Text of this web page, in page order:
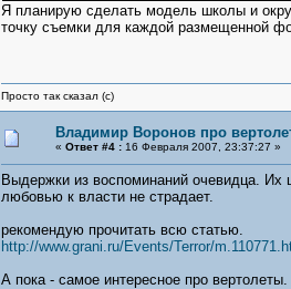
Я планирую сделать модель школы и
точку съемки для каждой размещенной
Просто так сказал (с)
Владимир Воронов про
« Ответ #4 :16 Февраля 2007, 23:37:27 »
Выдержки из воспоминаний очевидца. Их
любовью к власти не страдает.
рекомендую прочитать всю статью.
http://www.grani.ru/Events/Terror/
А пока - самое интересное про вертолеты.